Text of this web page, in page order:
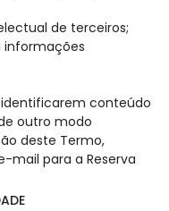
de terceiros;
informações
identificarem conteúdo
outro modo
deste Termo,
mail para a Reserva